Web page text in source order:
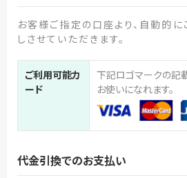
お客様ご指定の口座より、自動的
しさせていただきます。
ご利用可能カ
ード
下記ロゴマークの記
お使いになれます。
代金引換でのお支払い